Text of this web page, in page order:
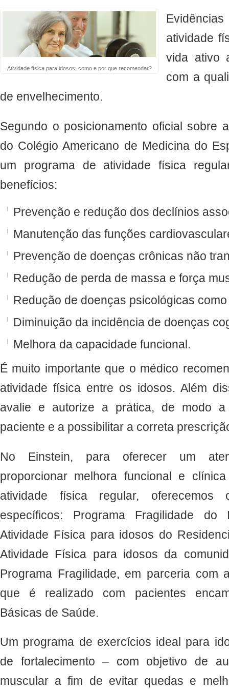
Atividade física para idosos: como e por que recomendar?
atividade
vida ativo
com a
de envelhecimento.
Segundo o posicionamento oficial sobre
do Colégio Americano de Medicina do
um programa de atividade física
benefícios:
Prevenção e redução dos declínios
Manutenção das funções
Prevenção de doenças crônicas não
Redução de perda de massa e força
Redução de doenças psicológicas
Diminuição da incidência de doenças
Melhora da capacidade funcional.
É muito importante que o médico
atividade física entre os idosos. Além
avalie e autorize a prática, de modo
paciente e a possibilitar a correta
No Einstein, para oferecer um
proporcionar melhora funcional e
atividade física regular, oferecemos
específicos: Programa Fragilidade do
Atividade Física para idosos do
Atividade Física para idosos da
Programa Fragilidade, em parceria com
que é realizado com pacientes
Básicas de Saúde.
Um programa de exercícios ideal para
de fortalecimento – com objetivo de
muscular a fim de evitar quedas e